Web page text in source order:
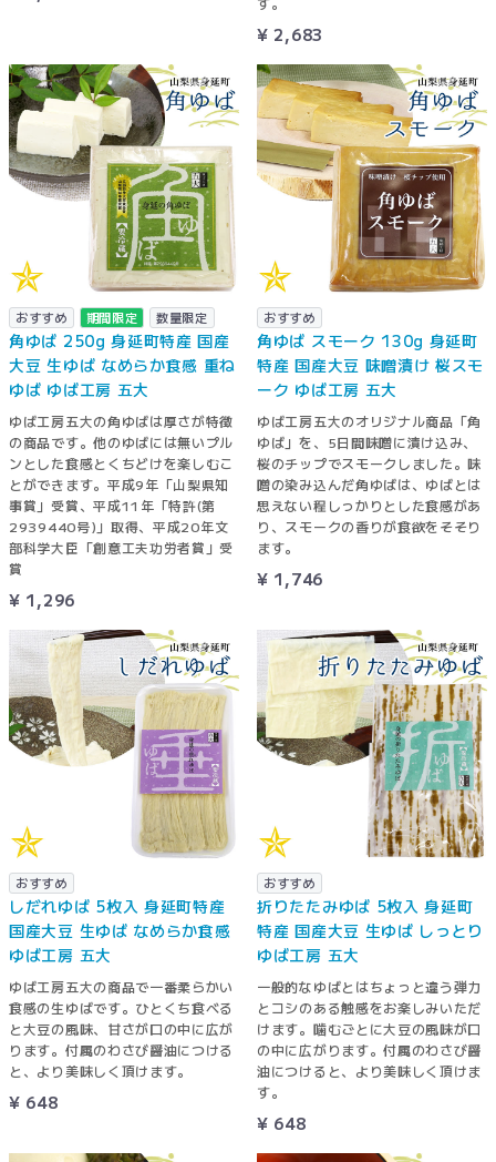
¥ 2,683
おすすめ 期間限定 数量限定
角ゆば 250g 身延町特産 国産
大豆 生ゆば なめらか食感 重ね
ゆば ゆば工房 五大
ゆば工房五大の角ゆばは厚さが特徴
の商品です。他のゆばには無いプル
ンとした食感とくちどけを楽しむこ
とができます。平成9年「山梨県知
事賞」受賞、平成11年「特許(第
2939440号)」取得、平成20年文
部科学大臣「創意工夫功労者賞」受
賞
¥ 1,296
おすすめ
角ゆば スモーク 130g 身延町
特産 国産大豆 味噌漬け 桜スモ
ーク ゆば工房 五大
ゆば工房五大のオリジナル商品「角
ゆば」を、5日間味噌に漬け込み、
桜のチップでスモークしました。味
噌の染み込んだ角ゆばは、ゆばとは
思えない程しっかりとした食感があ
り、スモークの香りが食欲をそそり
ます。
¥ 1,746
おすすめ
しだれゆば 5枚入 身延町特産
国産大豆 生ゆば なめらか食感
ゆば工房 五大
ゆば工房五大の商品で一番柔らかい
食感の生ゆばです。ひとくち食べる
と大豆の風味、甘さが口の中に広が
ります。付属のわさび醤油につける
と、より美味しく頂けます。
¥ 648
おすすめ
折りたたみゆば 5枚入 身延町
特産 国産大豆 生ゆば しっとり
ゆば工房 五大
一般的なゆばとはちょっと違う弾力
とコシのある触感をお楽しみいただ
けます。噛むごとに大豆の風味が口
の中に広がります。付属のわさび醤
油につけると、より美味しく頂けま
す。
¥ 648